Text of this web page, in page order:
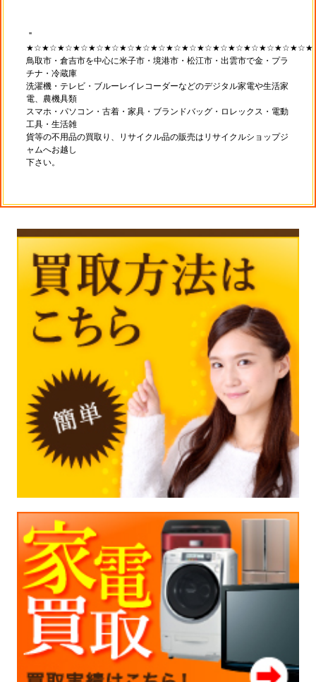
＂
★☆★☆★☆★☆★☆★☆★☆★☆★☆★☆★☆★☆★☆★☆★☆★☆★☆★☆★
鳥取市・倉吉市を中心に米子市・境港市・松江市・出雲市で金・プラ
チナ・冷蔵庫
洗濯機・テレビ・ブルーレイレコーダーなどのデジタル家電や生活家
電、農機具類
スマホ・パソコン・古着・家具・ブランドバッグ・ロレックス・電動
工具・生活雑
貨等の不用品の買取り、リサイクル品の販売はリサイクルショップジ
ャムへお越し
下さい。